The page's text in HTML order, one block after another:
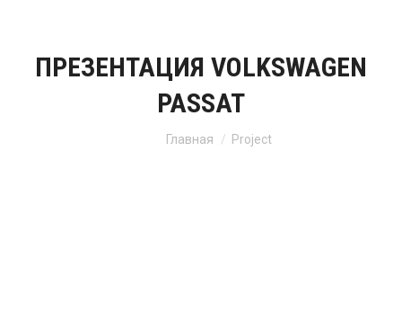
ПРЕЗЕНТАЦИЯ VOLKSWAGEN
PASSAT
Вы здесь:
Главная Project